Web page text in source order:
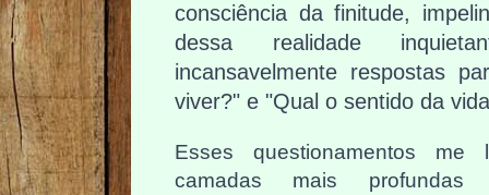
consciência da finitude,
dessa realidade
incansavelmente respostas
viver?" e "Qual o sentido da
Esses questionamentos
camadas mais